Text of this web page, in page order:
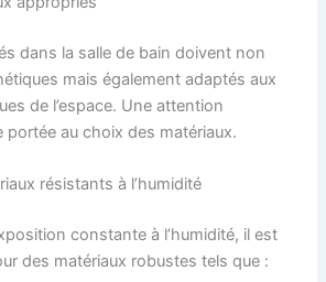
dans la salle de bain doivent non
mais également adaptés aux
de l’espace. Une attention
portée au choix des matériaux.
résistants à l’humidité
constante à l’humidité, il est
des matériaux robustes tels que :